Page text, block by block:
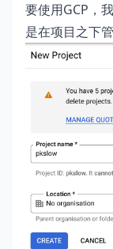
要使用GCP，
是在项目之下